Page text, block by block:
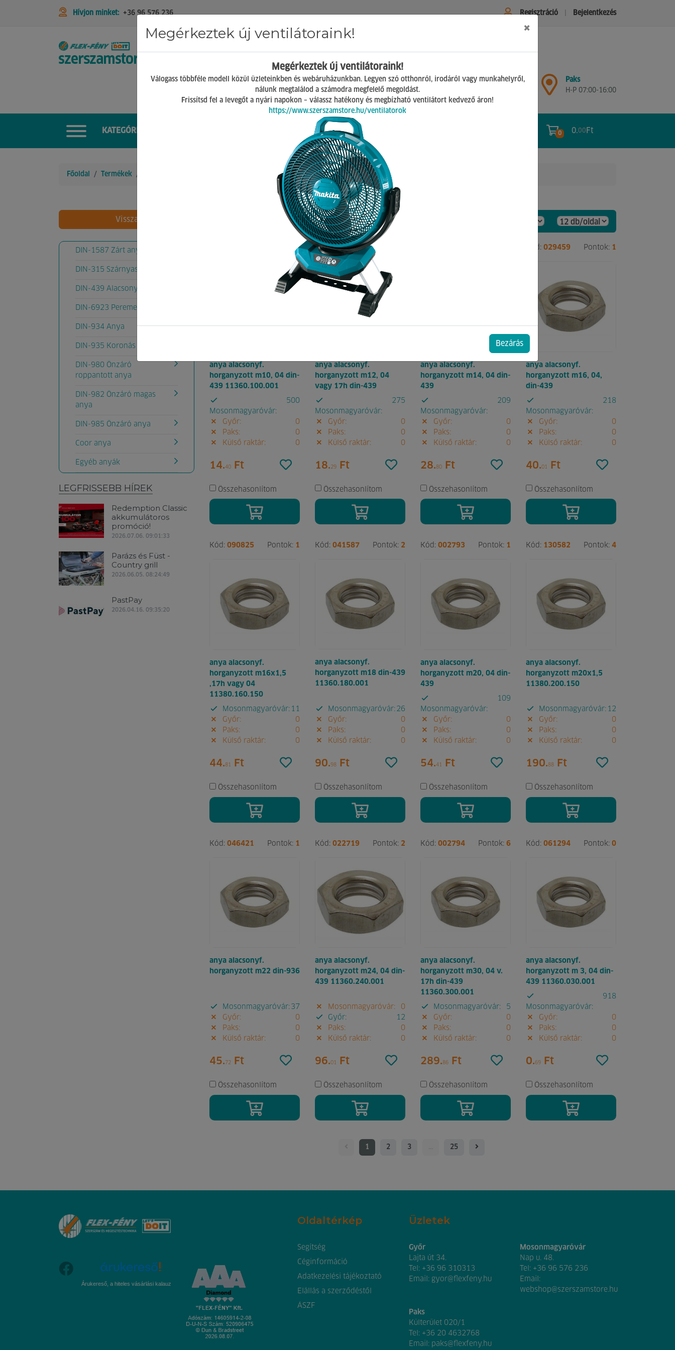
Hívjon minket: +36 96 576 236 Regisztráció Bejelentkezés
STIHL Hírek ÁSZF GY.I.K. Kapcsolat
Mosonmagyaróvár
H-P 07:00-17:00
Sz 08:00-12:00
Győr
Sz 08:00-12:00
Paks
H-P 07:00-16:00
KATEGÓRIÁK 0 0.00 Ft
Főoldal Termékek
Vissza
DIN-1587 Zárt anya
DIN-315 Szárnyas anya
DIN-439 Alacsony anya
DIN-6923 Peremes anya
DIN-934 Anya
DIN-935 Koronás anya
DIN-980 Önzáró
roppantott anya
DIN-982 Önzáró magas
anya
DIN-985 Önzáró anya
Coor anya
Egyéb anyák
LEGFRISSEBB HÍREK
Redemption Classic
akkumulátoros
promóció!
2026.07.06. 09:01:33
Parázs és Füst -
Country grill
2026.06.05. 08:24:49
PastPay
2026.04.16. 09:35:20
300 db termék a listában
0
anya alacsonyf.
horganyzott m10, 04 din-
439 11360.100.001
Mosonmagyaróvár:
500
Győr:
0
Paks:
0
Külső raktár:
0
14. 40 Ft
Összehasonlítom
Kód:002790 Pontok:
anya alacsonyf.
horganyzott m12, 04
vagy 17h din-439
Mosonmagyaróvár:
275
Győr:
0
Paks:
0
Külső raktár:
0
18. 29 Ft
Összehasonlítom
anya alacsonyf.
horganyzott m14, 04 din-
439
Mosonmagyaróvár:
209
Győr:
0
Paks:
0
Külső raktár:
0
28. 80 Ft
Összehasonlítom
Kód: 029459 Pontok: 1
anya alacsonyf.
horganyzott m16, 04,
din-439
Mosonmagyaróvár:
218
Győr:
0
Paks:
0
Külső raktár:
0
40.01 Ft
Összehasonlítom
Kód: 090825 Pontok: 1
anya alacsonyf.
horganyzott m16x1,5
,17h vagy 04
11380.160.150
Mosonmagyaróvár: 11
Győr:
0
Paks:
0
Külső raktár:
0
44. 81 Ft
Összehasonlítom
Kód: 041587 Pontok: 2
anya alacsonyf.
horganyzott m18 din-439
11360.180.001
Mosonmagyaróvár: 26
Győr:
0
Paks:
0
Külső raktár:
0
90.98 Ft
Összehasonlítom
Kód: 002793 Pontok: 1
anya alacsonyf.
horganyzott m20, 04 din-
439
Mosonmagyaróvár:
109
Győr:
0
Paks:
0
Külső raktár:
0
54. 41 Ft
Összehasonlítom
Kód: 130582 Pontok: 4
anya alacsonyf.
horganyzott m20x1,5
11380.200.150
Mosonmagyaróvár: 12
Győr:
0
Paks:
0
Külső raktár:
0
190. 88 Ft
Összehasonlítom
Kód: 046421 Pontok: 1
anya alacsonyf.
horganyzott m22 din-936
Mosonmagyaróvár: 37
Győr:
0
Paks:
0
Külső raktár:
0
45. 72 Ft
Összehasonlítom
Kód: 022719 Pontok: 2
anya alacsonyf.
horganyzott m24, 04 din-
439 11360.240.001
Mosonmagyaróvár:
0
Győr:
12
Paks:
0
Külső raktár:
0
96.01 Ft
Összehasonlítom
Kód: 002794 Pontok: 6
anya alacsonyf.
horganyzott m30, 04 v.
17h din-439
11360.300.001
Mosonmagyaróvár:
5
Győr:
0
Paks:
0
Külső raktár:
0
289. 86 Ft
Összehasonlítom
Kód: 061294 Pontok: 0
anya alacsonyf.
horganyzott m 3, 04 din-
439 11360.030.001
Mosonmagyaróvár:
918
Győr:
0
Paks:
0
Külső raktár:
0
0.69 Ft
Összehasonlítom
1 2 3 25
Árukereső, a hiteles vásárlási kalauz
Oldaltérkép
Segítség
Céginformáció
Adatkezelési tájékoztató
Elállás a szerződéstől
ÁSZF
Üzletek
Győr
Lajta út 34.
Tel: +36 96 310313
Email: gyor@flexfeny.hu
Mosonmagyaróvár
Nap u. 48.
Tel: +36 96 576 236
Email:
webshop@szerszamstore.hu
Paks
Külterület 020/1
Tel: +36 20 4632768
Email: paks@flexfeny.hu
Megérkeztek új ventilátoraink! ×
Megérkeztek új ventilátoraink!
Válogass többféle modell közül üzleteinkben és webáruházunkban. Legyen szó otthonról, irodáról vagy munkahelyről,
nálunk megtalálod a számodra megfelelő megoldást.
Frissítsd fel a levegőt a nyári napokon – válassz hatékony és megbízható ventilátort kedvező áron!
https://www.szerszamstore.hu/ventilatorok
Bezárás